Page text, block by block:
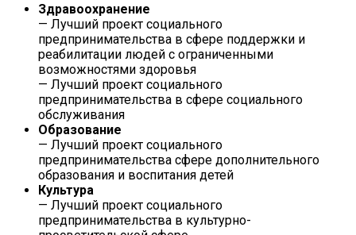
Здравоохранение
— Лучший проект социального
предпринимательства в сфере поддержки и
реабилитации людей с ограниченными
возможностями здоровья
— Лучший проект социального
предпринимательства в сфере социального
обслуживания
Образование
— Лучший проект социального
предпринимательства сфере дополнительного
образования и воспитания детей
Культура
— Лучший проект социального
предпринимательства в культурно-